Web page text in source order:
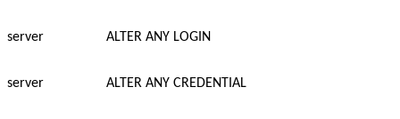
server ALTER ANY LOGIN
server ALTER ANY CREDENTIAL